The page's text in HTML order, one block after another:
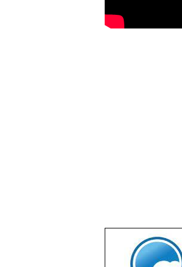
טוב לכל
באשר